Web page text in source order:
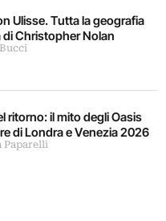
Ulisse. Tutta la geografia
di Christopher Nolan
ritorno: il mito degli Oasis
di Londra e Venezia 2026
Paparelli